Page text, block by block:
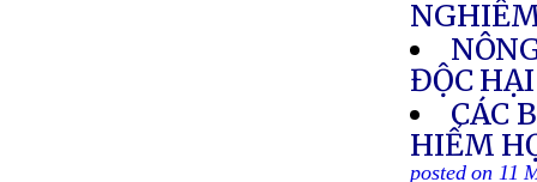
ĐỘC HẠI
CÁC
HIỂM